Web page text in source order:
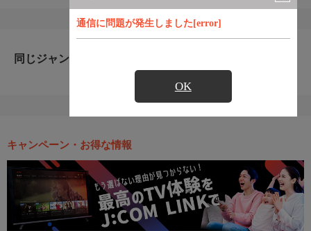
通信に問題が発生しました[error]
OK
同じジャンルのおすすめ番組
キャンペーン・お得な情報